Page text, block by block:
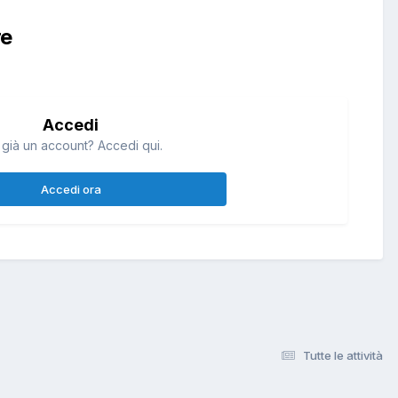
Accedi
un account? Accedi qui.
Accedi ora
Tutte le attività